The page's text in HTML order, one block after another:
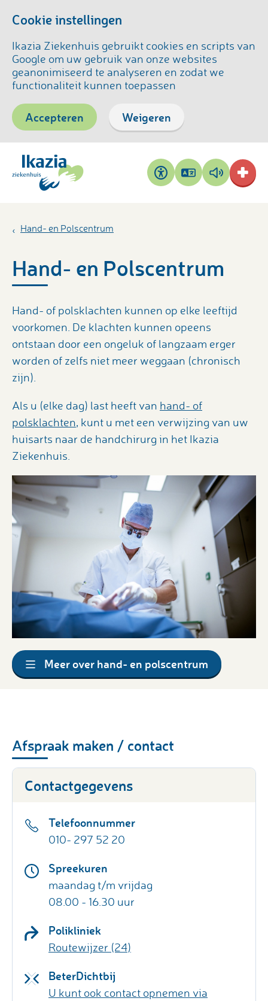
Cookie instellingen
Ikazia Ziekenhuis gebruikt cookies en scripts van
Google om uw gebruik van onze websites
geanonimiseerd te analyseren en zodat we
functionaliteit kunnen toepassen
Accepteren Weigeren
Toegankelijkheid
Pagina
vertalen
Pagina
voorlezen
Hand- en Polscentrum
Hand- en Polscentrum
Hand- of polsklachten kunnen op elke leeftijd
voorkomen. De klachten kunnen opeens
ontstaan door een ongeluk of langzaam erger
worden of zelfs niet meer weggaan (chronisch
zijn).
Als u (elke dag) last heeft van hand- of
polsklachten, kunt u met een verwijzing van uw
huisarts naar de handchirurg in het Ikazia
Ziekenhuis.
Meer over hand- en polscentrum
Afspraak maken / contact
Contactgegevens
Telefoonnummer
010- 297 52 20
Spreekuren
maandag t/m vrijdag
08.00 - 16.30 uur
Polikliniek
Routewijzer (24)
BeterDichtbij
U kunt ook contact opnemen via